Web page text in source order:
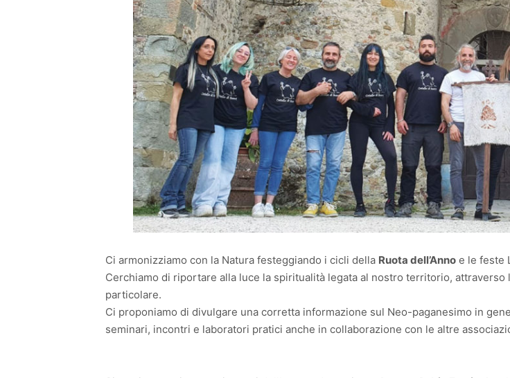
Ci armonizziamo con la Natura festeggiando i cicli della Ruota dell’Anno e le feste
Cerchiamo di riportare alla luce la spiritualità legata al nostro territorio,
particolare.
Ci proponiamo di divulgare una corretta informazione sul Neo-paganesimo in
seminari, incontri e laboratori pratici anche in collaborazione con le altre